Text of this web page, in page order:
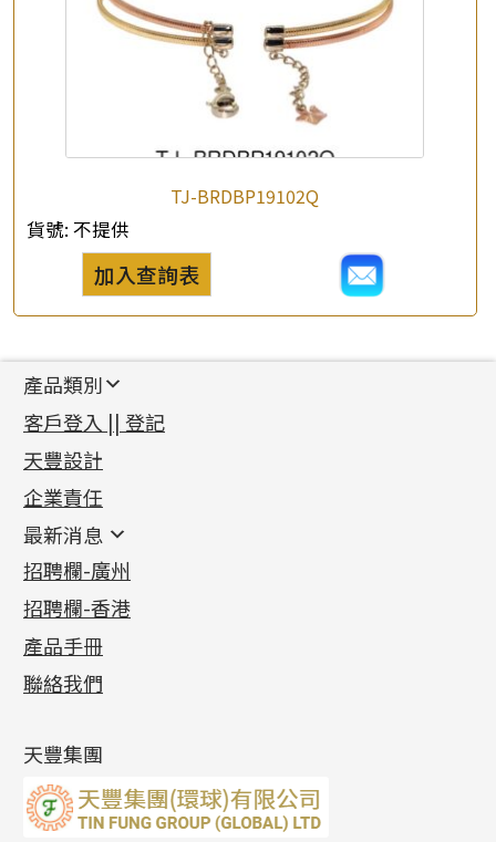
TJ-BRDBP19102Q
貨號: 不提供
加入查詢表
產品類別
新產品
足金系列
足金配件
機織鏈系列
珠仔鏈
镶口链
管狀網鏈
十字車花鏈系列
十字閃O鏈系列
十字錘打鏈系列
側身車花鏈系列
側身鏈系列
雙十字鏈系列
水波鏈系列
蛇骨鏈系列
鏈尾系列
首飾配件
耳環類配件
卷迫系列
螺絲迫系列
梅花迫系列
平臺迫系列
綫拍系列
美拍系列
耳環扣系列
耳綫/耳鈎系列
耳環爪頭
耳環
鏈類配件
動感車花吊墜
調節珠系列
生圈扣系列
龍蝦扣系列
鴨俐制系列
字母吊墜
相盒吊墜
項鏈吊墜
生肖吊墜
其他類配件
珠盤系列
袖口鈕系列
焊片及鐳射綫
空心車花管
珠類配件
無孔光身珠
空心光身珠
無孔批花珠
鑲口類
四爪頭系列
六爪頭系列
車花片
動感車花片
鑲口戒指
鑲口手鏈系列
首飾系列
手镯系列
戒指系列
空心耳環
空心车花管首饰链
空心手鐲系列
貴金屬原料
千足金
記憶金屬系列
記憶戒指
拉簧珠珠手鏈
記憶鈦手鐲
客戶登入 || 登記
天豐設計
企業責任
最新消息
最新消息
各項證書(2)
相片集(9)
展覽會資訊
最新產品資訊
招聘欄-廣州
招聘欄-香港
產品手冊
聯絡我們
天豐集團